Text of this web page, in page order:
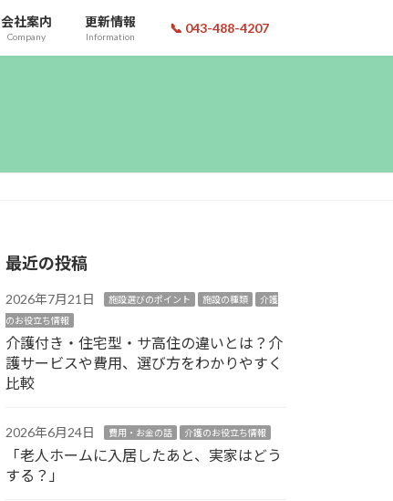
会社案内
Company
更新情報
Information
📞 043-488-4207
最近の投稿
2026年7月21日 施設選びのポイント 施設の種類
介護
のお役立ち情報
介護付き・住宅型・サ高住の違いとは？介
護サービスや費用、選び方をわかりやすく
比較
2026年6月24日 費用・お金の話 介護のお役立ち情報
「老人ホームに入居したあと、実家はどう
する？」